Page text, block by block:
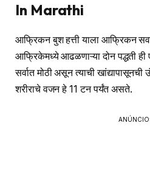
In Marathi
आफ्रिकन बुश हत्ती याला आफ्रिकन
आफ्रिकेमध्ये आढळणाऱ्या दोन पद्धती
सर्वात मोठी असून त्याची
शरीराचे वजन हे 11 टन पर्यंत असते.